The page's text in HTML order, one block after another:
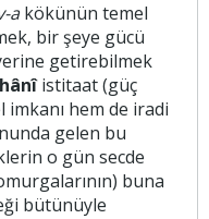
akökünün temel
bir şeye gücü
getirebilmek
istitaat (güç
imkanı hem de iradi
gelen bu
o gün secde
buna
bütünüyle